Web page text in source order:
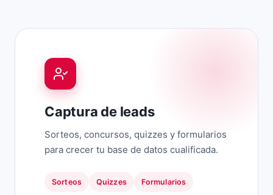
Captura de leads
Sorteos, concursos, quizzes y formularios
para crecer tu base de datos cualificada.
Sorteos Quizzes Formularios